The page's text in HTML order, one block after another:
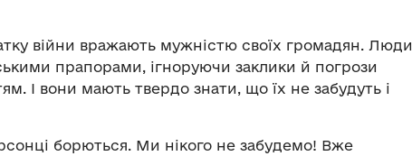
війни вражають мужністю своїх громадян. Люди
прапорами, ігноруючи заклики й погрози
І вони мають твердо знати, що їх не забудуть і
борються. Ми нікого не забудемо! Вже